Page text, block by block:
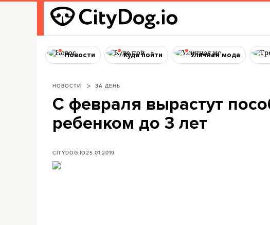
Новости Куда пойти Уличная мода
НОВОСТИ ЗА ДЕНЬ
С февраля вырастут
ребенком до 3 лет
CITYDOG.IO25.01.2019